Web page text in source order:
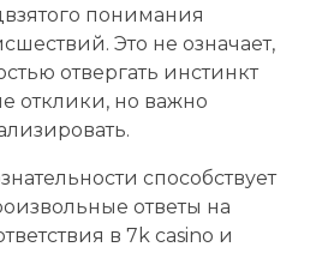
понимания
Это не означает,
отвергать инстинкт
отклики, но важно
способствует
ответы на
в 7k casino и